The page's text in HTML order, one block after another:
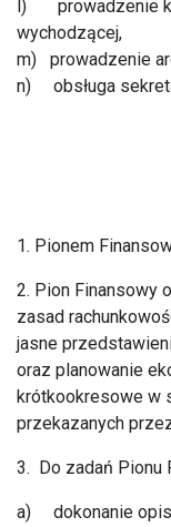
l) prowadzenie
wychodzącej,
m) prowadzenie
n) obsługa
1. Pionem
2. Pion Finansowy
zasad
jasne
oraz planowanie
krótkookresowe w
przekazanych
3. Do zadań Pionu
a) dokonanie